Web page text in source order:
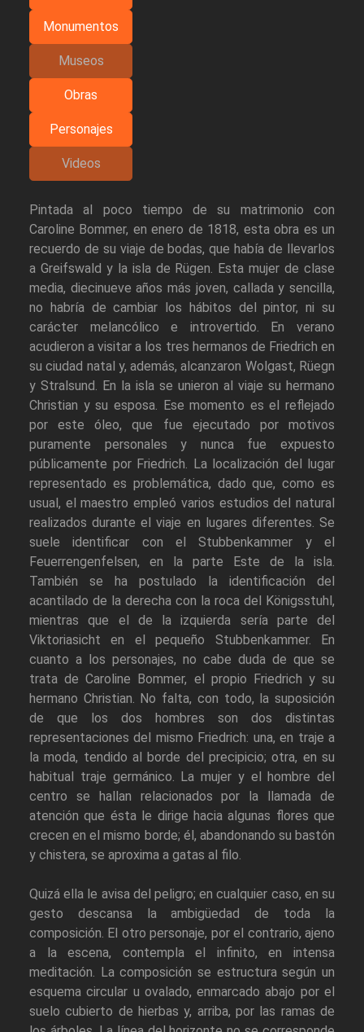
Monumentos
Museos
Obras
Personajes
Videos
Pintada al poco tiempo de su matrimonio con
Caroline Bommer, en enero de 1818, esta obra es un
recuerdo de su viaje de bodas, que había de llevarlos
a Greifswald y la isla de Rügen. Esta mujer de clase
media, diecinueve años más joven, callada y sencilla,
no habría de cambiar los hábitos del pintor, ni su
carácter melancólico e introvertido. En verano
acudieron a visitar a los tres hermanos de Friedrich en
su ciudad natal y, además, alcanzaron Wolgast, Rüegn
y Stralsund. En la isla se unieron al viaje su hermano
Christian y su esposa. Ese momento es el reflejado
por este óleo, que fue ejecutado por motivos
puramente personales y nunca fue expuesto
públicamente por Friedrich. La localización del lugar
representado es problemática, dado que, como es
usual, el maestro empleó varios estudios del natural
realizados durante el viaje en lugares diferentes. Se
suele identificar con el Stubbenkammer y el
Feuerrengenfelsen, en la parte Este de la isla.
También se ha postulado la identificación del
acantilado de la derecha con la roca del Königsstuhl,
mientras que el de la izquierda sería parte del
Viktoriasicht en el pequeño Stubbenkammer. En
cuanto a los personajes, no cabe duda de que se
trata de Caroline Bommer, el propio Friedrich y su
hermano Christian. No falta, con todo, la suposición
de que los dos hombres son dos distintas
representaciones del mismo Friedrich: una, en traje a
la moda, tendido al borde del precipicio; otra, en su
habitual traje germánico. La mujer y el hombre del
centro se hallan relacionados por la llamada de
atención que ésta le dirige hacia algunas flores que
crecen en el mismo borde; él, abandonando su bastón
y chistera, se aproxima a gatas al filo.
Quizá ella le avisa del peligro; en cualquier caso, en su
gesto descansa la ambigüedad de toda la
composición. El otro personaje, por el contrario, ajeno
a la escena, contempla el infinito, en intensa
meditación. La composición se estructura según un
esquema circular u ovalado, enmarcado abajo por el
suelo cubierto de hierbas y, arriba, por las ramas de